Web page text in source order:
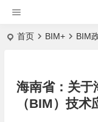
首页 BIM+ BIM
海南省：关于
（BIM）技